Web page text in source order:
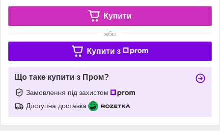
Купити
або
Купити з
Що таке купити з Пром?
Замовлення під захистом
Доступна доставка